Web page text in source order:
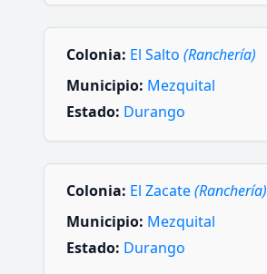
Colonia: El Salto (Ranchería)
Municipio: Mezquital
Estado: Durango
Colonia: El Zacate(Ranchería)
Municipio: Mezquital
Estado: Durango